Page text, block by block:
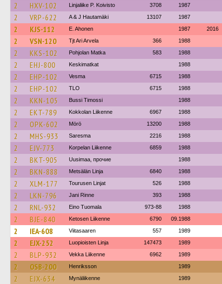
2 HXV-102 Linjaliike P. Koivisto 3708 1987
2 VRP-622 A & J Hautamäki 13107 1987
2 KJS-112 E. Ahonen 1987 2016
2 VSN-120 Tjt Ari Arvela 366 1988
2 KKS-102 Pohjolan Matka 583 1988
2 EHJ-800 Keskimatkat 1988
2 EHP-102 Vesma 6715 1988
2 EHP-102 TLO 6715 1988
2 KKN-105 Bussi Timossi 1988
2 EKT-789 Kokkolan Liikenne 6967 1988
2 OPK-602 Mörö 13200 1988
2 MHS-933 Saresma 2216 1988
2 EJV-773 Korpelan Liikenne 6859 1988
2 BKT-905 Uusimaa, прочие 1988
2 BKN-888 Metsälän Linja 6840 1988
2 XLM-177 Tourusen Linjat 526 1988
2 LKN-796 Jani Rinne 393 1988
2 RNL-932 Eino Tuomala 973-88 1988
2 BJE-840 Ketosen Liikenne 6790 09.1988
2 IEA-608 Viitasaaren 557 1989
2 EJX-252 Luopioisten Linja 147473 1989
2 BLP-932 Vekka Liikenne 6962 1989
2 OSB-200 Henriksson 1989
2 EJX-634 Mynäliikenne 1989